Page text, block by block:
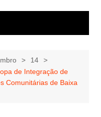
14
de Integração de
Comunitárias de Baixa